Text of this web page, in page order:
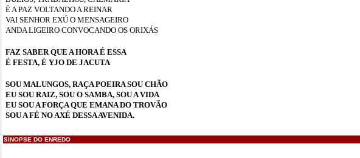
É A PAZ VOLTANDO A REINAR
VAI SENHOR EXÚ O MENSAGEIRO
ANDA LIGEIRO CONVOCANDO OS ORIXÁS
FAZ SABER QUE A HORA É ESSA
É FESTA, É YJO DE JACUTA
SOU MALUNGOS, RAÇA POEIRA SOU CHÃO
EU SOU RAIZ, SOU O SAMBA, SOU A VIDA
EU SOU A FORÇA QUE EMANA DO TROVÃO
SOU A FÉ NO AXÉ DESSA AVENIDA.
SINOPSE DO ENREDO